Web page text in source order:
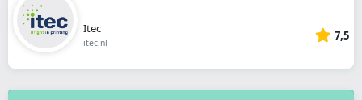
Itec
itec.nl 7,5